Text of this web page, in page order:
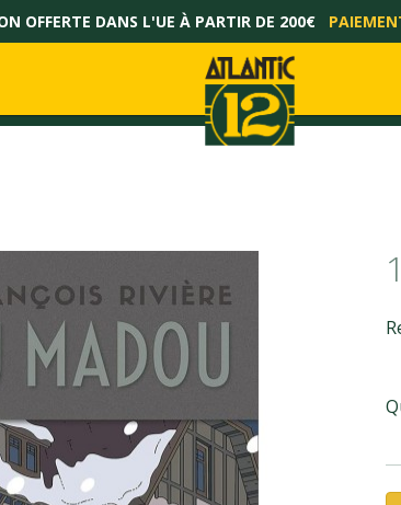
OFFERTE DANS L'UE À PARTIR DE 200€